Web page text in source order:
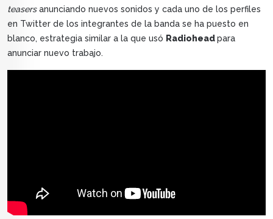
teasersanunciando nuevos sonidos y cada uno de los perfiles
en Twitter de los integrantes de la banda se ha puesto en
blanco, estrategia similar a la que usó Radioheadpara
anunciar nuevo trabajo.